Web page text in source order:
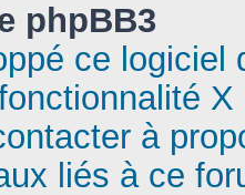
phpBB3
ce logiciel
X
à
liés à ce